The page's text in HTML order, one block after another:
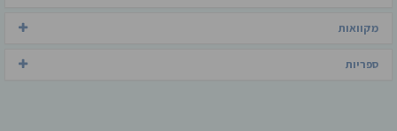
מקוואות
ספריות